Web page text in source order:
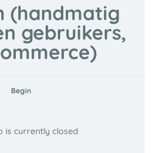
(handmatig
gebruikers,
Begin
is currently closed